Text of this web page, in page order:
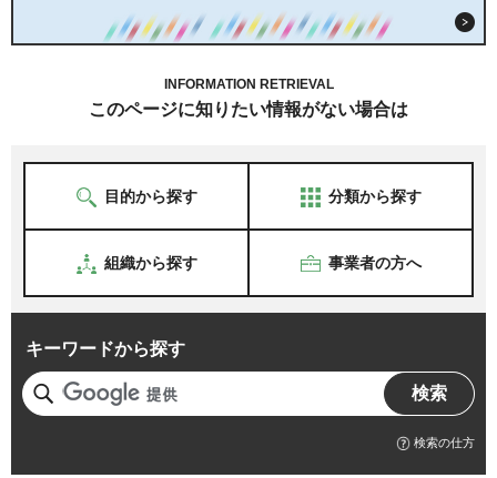
INFORMATION RETRIEVAL
このページに知りたい情報がない場合は
目的から探す 分類から探す
組織から探す 事業者の方へ
キーワードから探す
検索の仕方